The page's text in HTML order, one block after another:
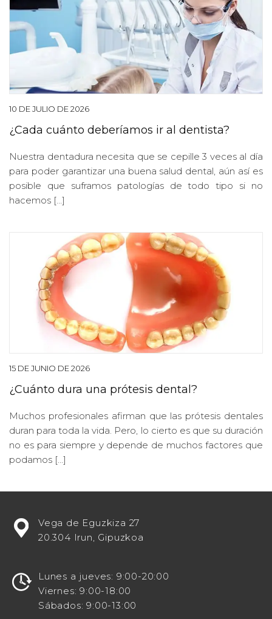
10 DE JULIO DE 2026
¿Cada cuánto deberíamos ir al dentista?
Nuestra dentadura necesita que se cepille 3 veces al día
para poder garantizar una buena salud dental, aún así es
posible que suframos patologías de todo tipo si no
hacemos […]
15 DE JUNIO DE 2026
¿Cuánto dura una prótesis dental?
Muchos profesionales afirman que las prótesis dentales
duran para toda la vida. Pero, lo cierto es que su duración
no es para siempre y depende de muchos factores que
podamos […]
buscando
potenciar
en
Vega de Eguzkiza 27
20.304 Irun, Gipuzkoa
Lunes a jueves: 9:00-20:00
Viernes: 9:00-18:00
Sábados: 9:00-13:00